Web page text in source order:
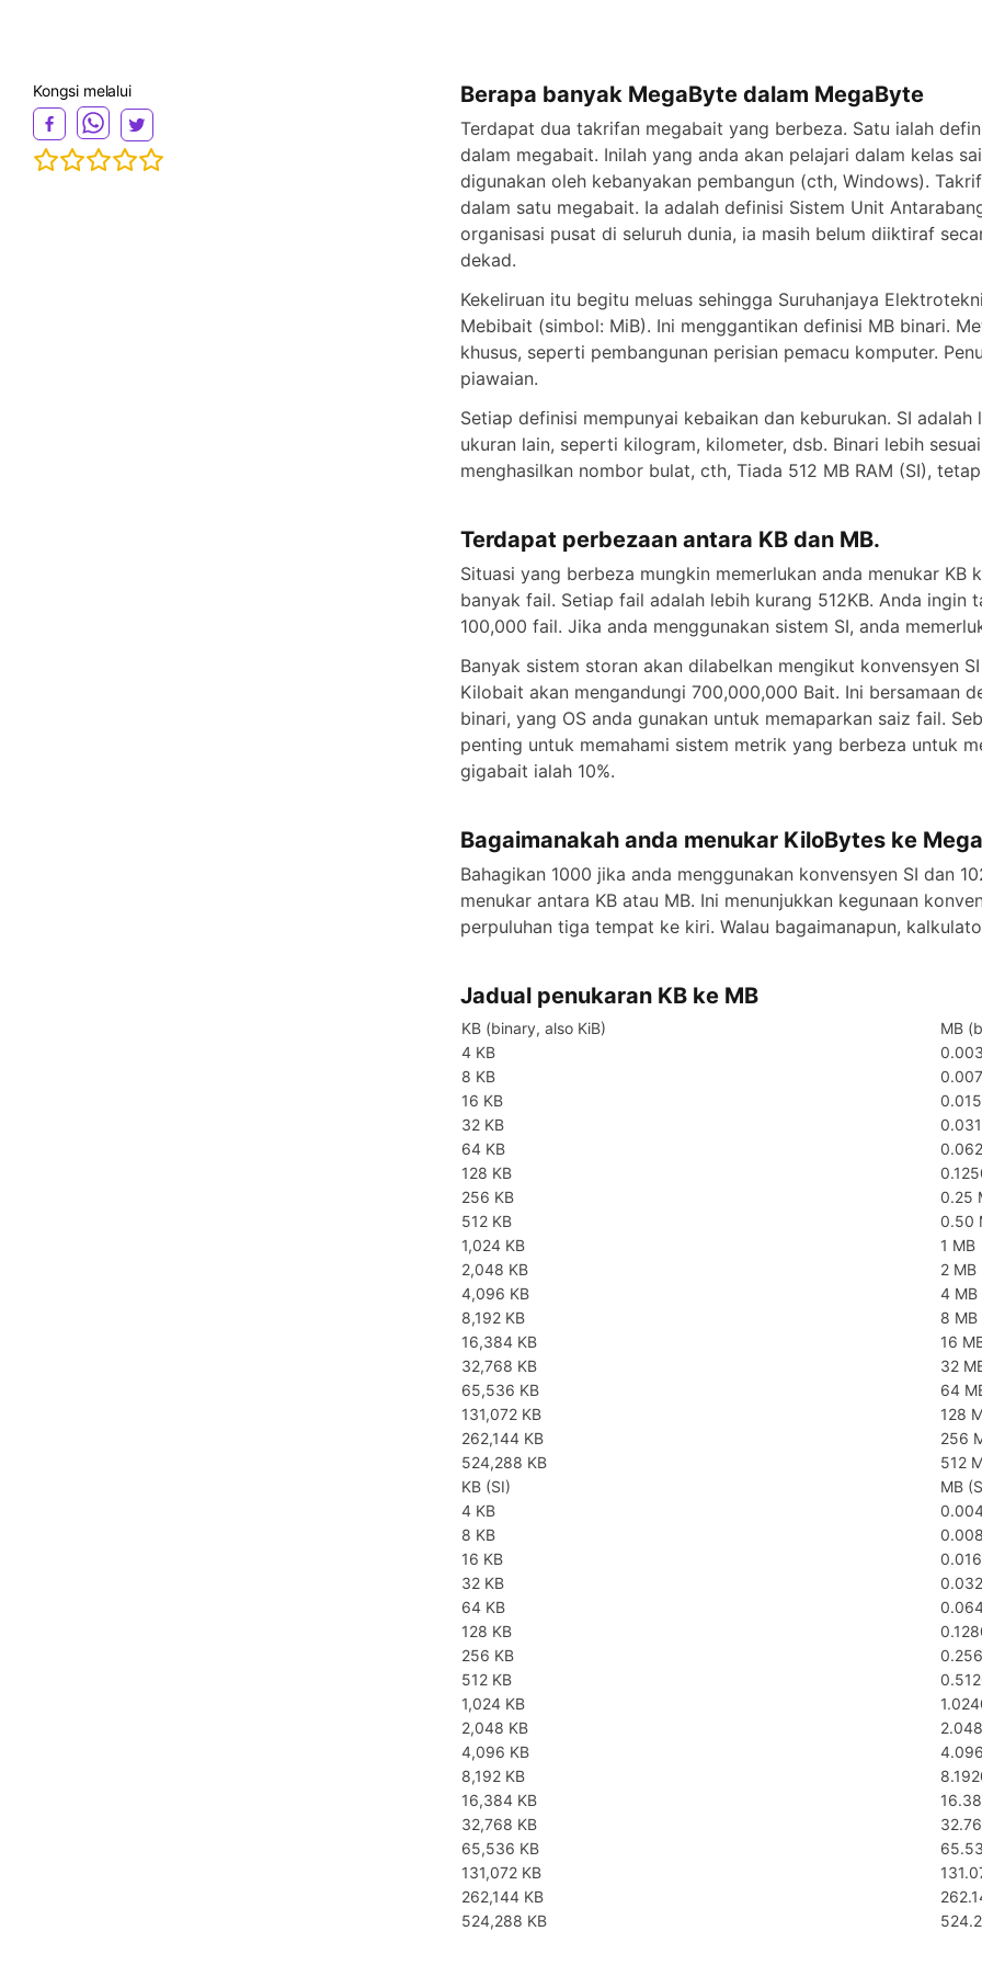
Kongsi melalui Berapa banyak MegaByte dalam MegaByte
Terdapat dua takrifan megabait yang berbeza. Satu ialah
dalam megabait. Inilah yang anda akan pelajari dalam kelas
digunakan oleh kebanyakan pembangun (cth, Windows).
dalam satu megabait. Ia adalah definisi Sistem Unit
organisasi pusat di seluruh dunia, ia masih belum diiktiraf
dekad.
Kekeliruan itu begitu meluas sehingga Suruhanjaya
Mebibait (simbol: MiB). Ini menggantikan definisi MB binari.
khusus, seperti pembangunan perisian pemacu komputer.
piawaian.
Setiap definisi mempunyai kebaikan dan keburukan. SI
ukuran lain, seperti kilogram, kilometer, dsb. Binari lebih
menghasilkan nombor bulat, cth, Tiada 512 MB RAM (SI),
Terdapat perbezaan antara KB dan MB.
Situasi yang berbeza mungkin memerlukan anda menukar KB
banyak fail. Setiap fail adalah lebih kurang 512KB. Anda
100,000 fail. Jika anda menggunakan sistem SI, anda
Banyak sistem storan akan dilabelkan mengikut konvensyen
Kilobait akan mengandungi 700,000,000 Bait. Ini bersamaan
binari, yang OS anda gunakan untuk memaparkan saiz fail.
penting untuk memahami sistem metrik yang berbeza untuk
gigabait ialah 10%.
Bagaimanakah anda menukar KiloBytes ke
Bahagikan 1000 jika anda menggunakan konvensyen SI dan
menukar antara KB atau MB. Ini menunjukkan kegunaan
perpuluhan tiga tempat ke kiri. Walau bagaimanapun,
Jadual penukaran KB ke MB
KB (binary, also KiB)
MB
4 KB
8 KB
16 KB
32 KB
64 KB
128 KB
256 KB
0.25
512 KB
0.50
1,024 KB
1 MB
2,048 KB
2 MB
4,096 KB
4 MB
8,192 KB
8 MB
16,384 KB
16
32,768 KB
32
65,536 KB
64
131,072 KB
128
262,144 KB
256
524,288 KB
512
KB (SI)
MB
4 KB
8 KB
16 KB
32 KB
64 KB
128 KB
256 KB
512 KB
1,024 KB
2,048 KB
4,096 KB
8,192 KB
16,384 KB
32,768 KB
65,536 KB
131,072 KB
262,144 KB
524,288 KB